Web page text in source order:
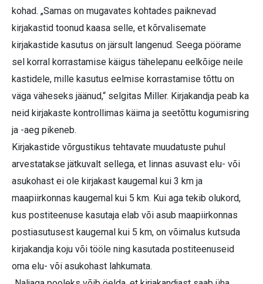
kohad. „Samas on mugavates kohtades paiknevad
kirjakastid toonud kaasa selle, et kõrvalisemate
kirjakastide kasutus on järsult langenud. Seega pöörame
sel korral korrastamise käigus tähelepanu eelkõige neile
kastidele, mille kasutus eelmise korrastamise tõttu on
väga väheseks jäänud,“ selgitas Miller. Kirjakandja peab ka
neid kirjakaste kontrollimas käima ja seetõttu kogumisring
ja -aeg pikeneb.
Kirjakastide võrgustikus tehtavate muudatuste puhul
arvestatakse jätkuvalt sellega, et linnas asuvast elu- või
asukohast ei ole kirjakast kaugemal kui 3 km ja
maapiirkonnas kaugemal kui 5 km. Kui aga tekib olukord,
kus posti­teenuse kasutaja elab või asub maapiirkonnas
postiasutusest kaugemal kui 5 km, on võimalus kutsuda
kirjakandja koju või tööle ning kasutada postiteenuseid
oma elu- või asukohast lahkumata.